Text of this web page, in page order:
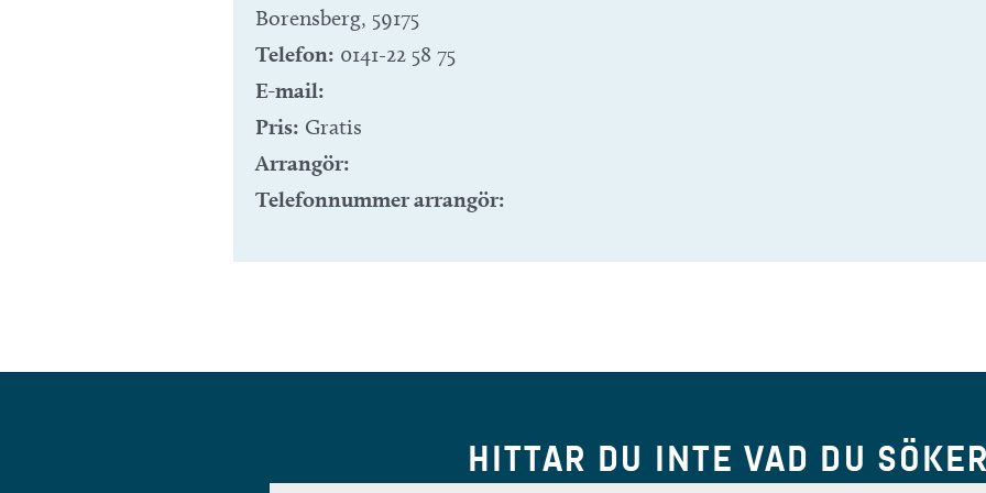
Borensberg, 59175
Telefon: 0141-22 58 75
E-mail:
Pris: Gratis
Arrangör:
Telefonnummer arrangör:
HITTAR DU INTE VAD DU